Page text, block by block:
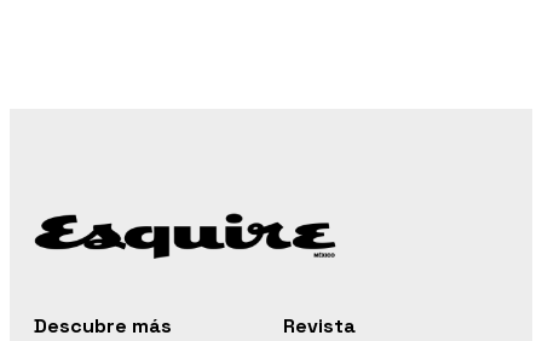
Descubre más
Revista